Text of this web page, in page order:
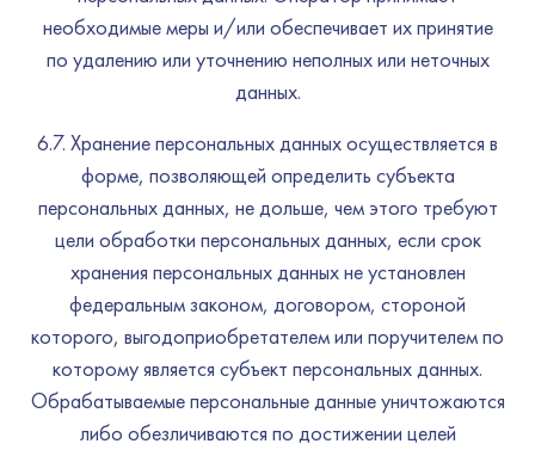
необходимые меры и/или обеспечивает их принятие
по удалению или уточнению неполных или неточных
данных.
6.7. Хранение персональных данных осуществляется в
форме, позволяющей определить субъекта
персональных данных, не дольше, чем этого требуют
цели обработки персональных данных, если срок
хранения персональных данных не установлен
федеральным законом, договором, стороной
которого, выгодоприобретателем или поручителем по
которому является субъект персональных данных.
Обрабатываемые персональные данные уничтожаются
либо обезличиваются по достижении целей